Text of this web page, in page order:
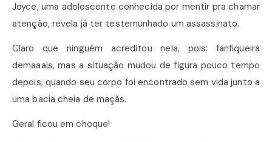
Joyce, uma adolescente conhecida por mentir pra chamar
atenção, revela já ter testemunhado um assassinato.
Claro que ninguém acreditou nela, pois: fanfiqueira
demaaais, mas a situação mudou de figura pouco tempo
depois, quando seu corpo foi encontrado sem vida junto a
uma bacia cheia de maçãs.
Geral ficou em choque!